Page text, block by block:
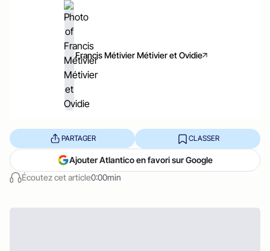
Francis Métivier Métivier et Ovidie
Écoutez cet article0:00min
PARTAGER CLASSER
Ajouter Atlantico en favori sur Google